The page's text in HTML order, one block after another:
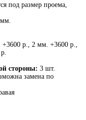
под размер проема,
мм.
р., 2 мм. +3600 р.,
стороны: 3 шт.
замена по